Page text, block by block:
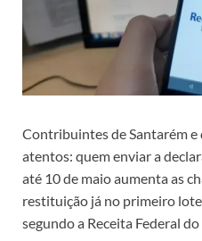
Contribuintes de Santarém e
atentos: quem enviar a
até 10 de maio aumenta as
restituição já no primeiro
segundo a Receita Federal